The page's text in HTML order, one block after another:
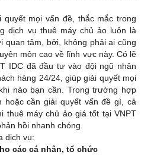
mọi vấn đề, thắc mắc trong
dịch vụ thuê máy chủ ảo luôn là
quan tâm, bởi, không phải ai cũng
môn cao về lĩnh vực này. Có lẽ
IDC đã đầu tư vào đội ngũ nhân
hàng 24/24, giúp giải quyết mọi
nào bạn cần. Trong trường hợp
hoặc cần giải quyết vấn đề gì, cả
thuê máy chủ ảo giá tốt tại VNPT
hồi nhanh chóng.
dịch vụ:
các cá nhân, tổ chức